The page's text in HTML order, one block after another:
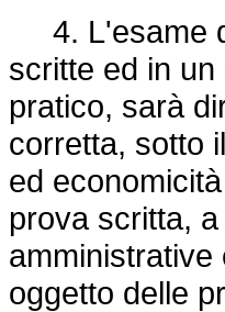
4. L'esame
scritte ed in
pratico, sarà
corretta, sotto
ed
prova scritta,
amministrative
oggetto delle